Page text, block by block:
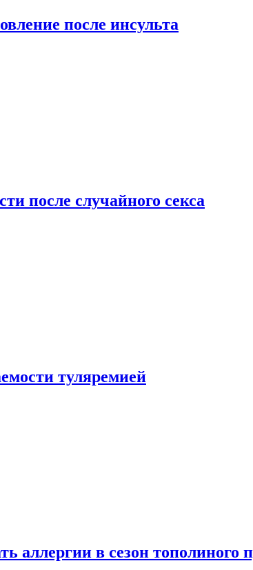
после инсульта
после случайного секса
туляремией
аллергии в сезон тополиного